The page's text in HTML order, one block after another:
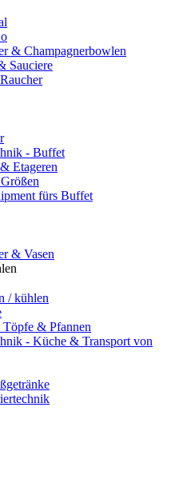
& Champagnerbowlen
Sauciere
- Buffet
Etageren
fürs Buffet
& Vasen
/ kühlen
& Pfannen
- Küche & Transport von